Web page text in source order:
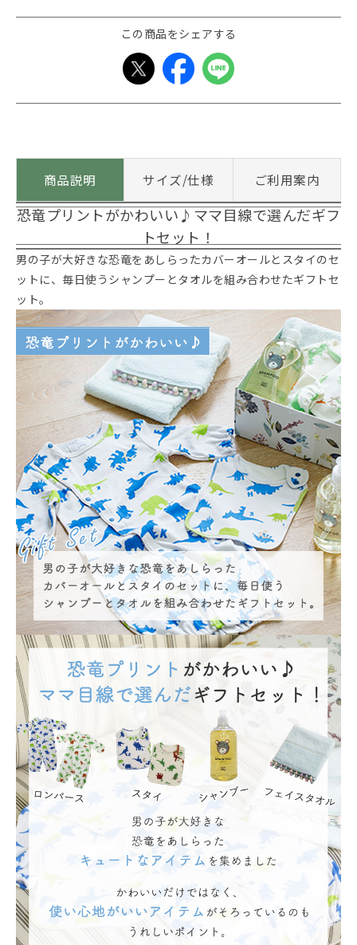
この商品をシェアする
商品説明 サイズ/仕様 ご利用案内
恐竜プリントがかわいい♪ママ目線で選んだギフ
トセット！
男の子が大好きな恐竜をあしらったカバーオールとスタイのセ
ットに、毎日使うシャンプーとタオルを組み合わせたギフトセ
ット。